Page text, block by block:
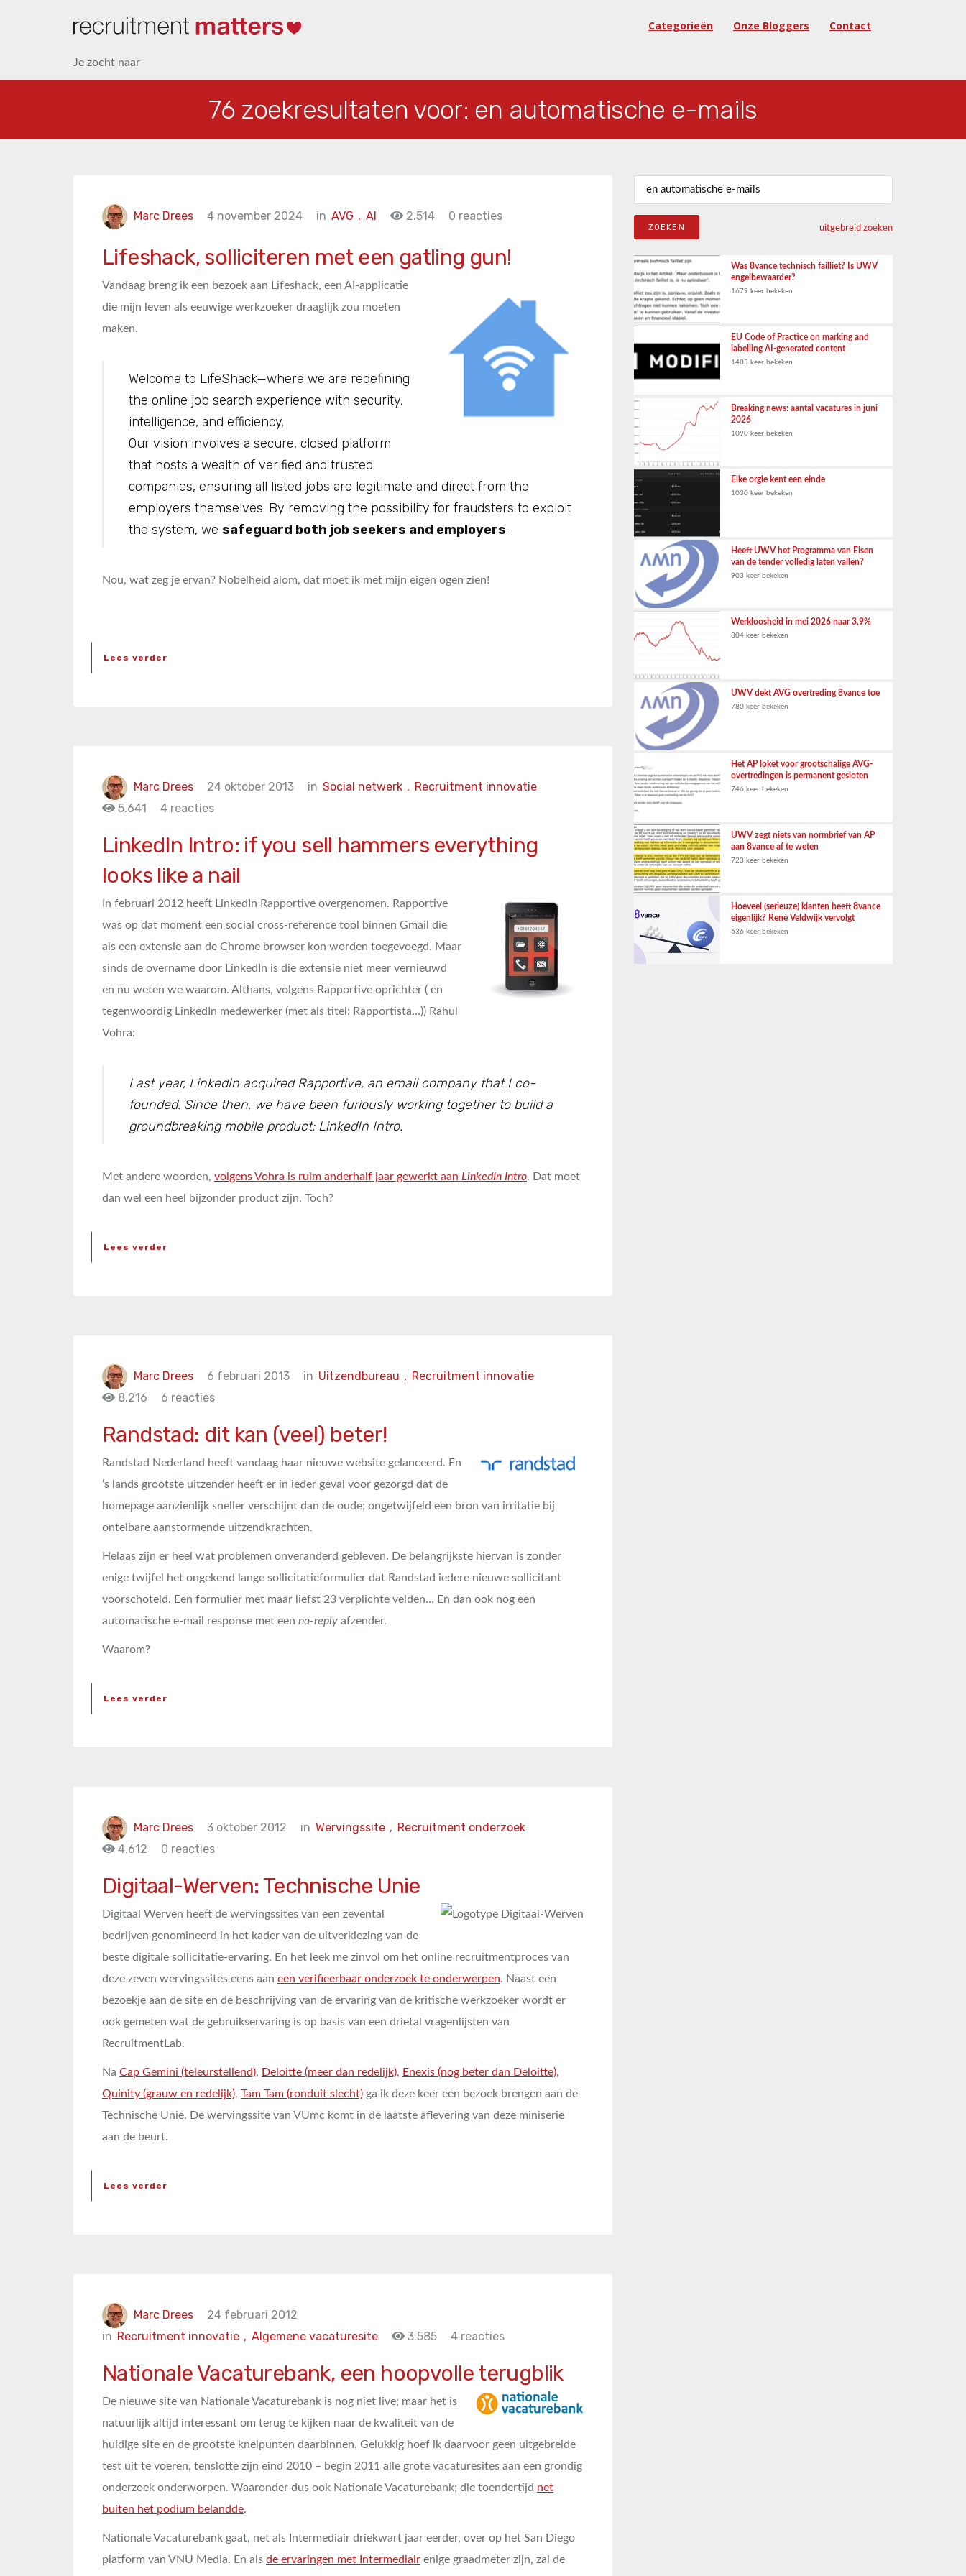
Categorieën Onze Bloggers Contact
Je zocht naar
76 zoekresultaten voor: en automatische e-mails
Marc Drees 4 november 2024 in AI
AVG , 2.514 0 reacties
Lifeshack, solliciteren met een gatling gun!
Vandaag breng ik een bezoek aan Lifeshack, een AI-applicatie
die mijn leven als eeuwige werkzoeker draaglijk zou moeten
maken.
Welcome to LifeShack—where we are redefining
the online job search experience with security,
intelligence, and efficiency.
Our vision involves a secure, closed platform
that hosts a wealth of verified and trusted
companies, ensuring all listed jobs are legitimate and direct from the
employers themselves. By removing the possibility for fraudsters to exploit
the system, we safeguard both job seekers and employers.
Nou, wat zeg je ervan? Nobelheid alom, dat moet ik met mijn eigen ogen zien!
Lees verder
Marc Drees 24 oktober 2013 in Recruitment innovatie
Social netwerk ,
5.641
4 reacties
LinkedIn Intro: if you sell hammers everything
looks like a nail
In februari 2012 heeft LinkedIn Rapportive overgenomen. Rapportive
was op dat moment een social cross-reference tool binnen Gmail die
als een extensie aan de Chrome browser kon worden toegevoegd. Maar
sinds de overname door LinkedIn is die extensie niet meer vernieuwd
en nu weten we waarom. Althans, volgens Rapportive oprichter ( en
tegenwoordig LinkedIn medewerker (met als titel: Rapportista…)) Rahul
Vohra:
Last year, LinkedIn acquired Rapportive, an email company that I co-
founded. Since then, we have been furiously working together to build a
groundbreaking mobile product: LinkedIn Intro.
Met andere woorden, volgens Vohra is ruim anderhalf jaar gewerkt aan LinkedIn Intro. Dat moet
dan wel een heel bijzonder product zijn. Toch?
Lees verder
Marc Drees 6 februari 2013 in Recruitment innovatie
Uitzendbureau ,
8.216
6 reacties
Randstad: dit kan (veel) beter!
Randstad Nederland heeft vandaag haar nieuwe website gelanceerd. En
‘s lands grootste uitzender heeft er in ieder geval voor gezorgd dat de
homepage aanzienlijk sneller verschijnt dan de oude; ongetwijfeld een bron van irritatie bij
ontelbare aanstormende uitzendkrachten.
Helaas zijn er heel wat problemen onveranderd gebleven. De belangrijkste hiervan is zonder
enige twijfel het ongekend lange sollicitatieformulier dat Randstad iedere nieuwe sollicitant
voorschoteld. Een formulier met maar liefst 23 verplichte velden… En dan ook nog een
automatische e-mail response met een no-reply afzender.
Waarom?
Lees verder
Marc Drees 3 oktober 2012 in Recruitment onderzoek
Wervingssite ,
4.612
0 reacties
Digitaal-Werven: Technische Unie
Digitaal Werven heeft de wervingssites van een zevental
bedrijven genomineerd in het kader van de uitverkiezing van de
beste digitale sollicitatie-ervaring. En het leek me zinvol om het online recruitmentproces van
deze zeven wervingssites eens aan een verifieerbaar onderzoek te onderwerpen. Naast een
bezoekje aan de site en de beschrijving van de ervaring van de kritische werkzoeker wordt er
ook gemeten wat de gebruikservaring is op basis van een drietal vragenlijsten van
RecruitmentLab.
Na Cap Gemini (teleurstellend), Deloitte (meer dan redelijk), Enexis (nog beter dan Deloitte),
Quinity (grauw en redelijk), Tam Tam (ronduit slecht) ga ik deze keer een bezoek brengen aan de
Technische Unie. De wervingssite van VUmc komt in de laatste aflevering van deze miniserie
aan de beurt.
Lees verder
Marc Drees
24 februari 2012
in
Algemene vacaturesite
Recruitment innovatie , 3.585 4 reacties
Nationale Vacaturebank, een hoopvolle terugblik
De nieuwe site van Nationale Vacaturebank is nog niet live; maar het is
natuurlijk altijd interessant om terug te kijken naar de kwaliteit van de
huidige site en de grootste knelpunten daarbinnen. Gelukkig hoef ik daarvoor geen uitgebreide
test uit te voeren, tenslotte zijn eind 2010 – begin 2011 alle grote vacaturesites aan een grondig
onderzoek onderworpen. Waaronder dus ook Nationale Vacaturebank; die toendertijd net
buiten het podium belandde.
Nationale Vacaturebank gaat, net als Intermediair driekwart jaar eerder, over op het San Diego
platform van VNU Media. En als de ervaringen met Intermediair enige graadmeter zijn, zal de
Zoeken naar:
uitgebreid zoeken
Was 8vance technisch failliet? Is UWV
engelbewaarder?
1679 keer bekeken
EU Code of Practice on marking and
labelling AI-generated content
1483 keer bekeken
Breaking news: aantal vacatures in juni
2026
1090 keer bekeken
Elke orgie kent een einde
1030 keer bekeken
Heeft UWV het Programma van Eisen
van de tender volledig laten vallen?
903 keer bekeken
Werkloosheid in mei 2026 naar 3,9%
804 keer bekeken
UWV dekt AVG overtreding 8vance toe
780 keer bekeken
Het AP loket voor grootschalige AVG-
overtredingen is permanent gesloten
746 keer bekeken
UWV zegt niets van normbrief van AP
aan 8vance af te weten
723 keer bekeken
Hoeveel (serieuze) klanten heeft 8vance
eigenlijk? René Veldwijk vervolgt
636 keer bekeken